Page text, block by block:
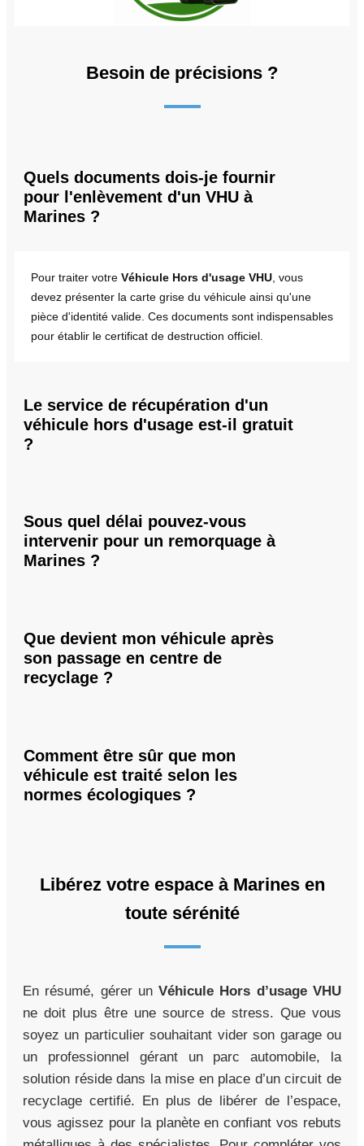
Besoin de précisions ?
Quels documents dois-je fournir
pour l'enlèvement d'un VHU à
Marines ?
Pour traiter votre Véhicule Hors d'usage VHU , vous
devez présenter la carte grise du véhicule ainsi qu'une
pièce d'identité valide. Ces documents sont indispensables
pour établir le certificat de destruction officiel.
Le service de récupération d'un
véhicule hors d'usage est-il gratuit
?
Sous quel délai pouvez-vous
intervenir pour un remorquage à
Marines ?
Que devient mon véhicule après
son passage en centre de
recyclage ?
Comment être sûr que mon
véhicule est traité selon les
normes écologiques ?
Libérez votre espace à Marines en
toute sérénité
En résumé, gérer unVéhicule Hors d’usage VHU
ne doit plus être une source de stress. Que vous
soyez un particulier souhaitant vider son garage ou
un professionnel gérant un parc automobile, la
solution réside dans la mise en place d’un circuit de
recyclage certifié. En plus de libérer de l’espace,
vous agissez pour la planète en confiant vos rebuts